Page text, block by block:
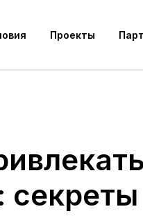
Проекты